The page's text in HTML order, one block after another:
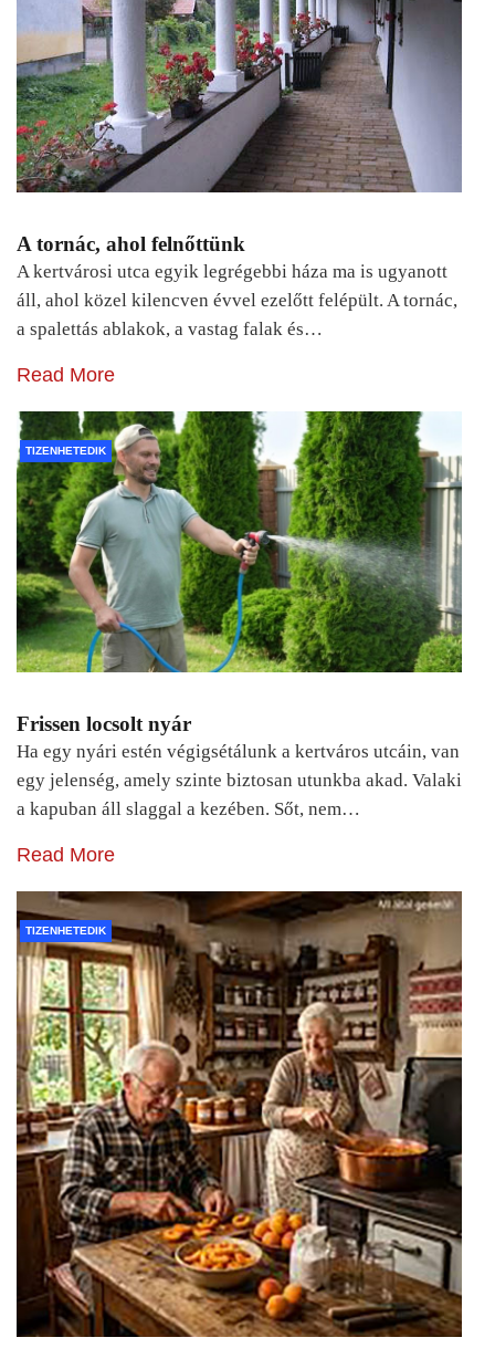
A tornác, ahol felnőttünk
A kertvárosi utca egyik legrégebbi háza ma is ugyanott
áll, ahol közel kilencven évvel ezelőtt felépült. A tornác,
a spalettás ablakok, a vastag falak és…
Read More
TIZENHETEDIK
Frissen locsolt nyár
Ha egy nyári estén végigsétálunk a kertváros utcáin, van
egy jelenség, amely szinte biztosan utunkba akad. Valaki
a kapuban áll slaggal a kezében. Sőt, nem…
Read More
TIZENHETEDIK